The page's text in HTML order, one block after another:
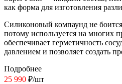
как форма для изготовления
Силиконовый компаунд не
потому используется на многих
обеспечивает герметичность
давлением и позволяет создать
Подробнее
25 990 ₽/шт